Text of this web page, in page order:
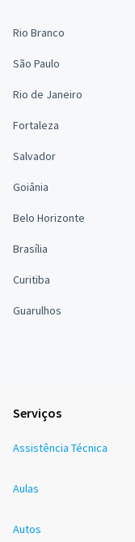
Rio Branco
São Paulo
Rio de Janeiro
Fortaleza
Salvador
Goiânia
Belo Horizonte
Brasília
Curitiba
Guarulhos
Serviços
Assistência Técnica
Aulas
Autos